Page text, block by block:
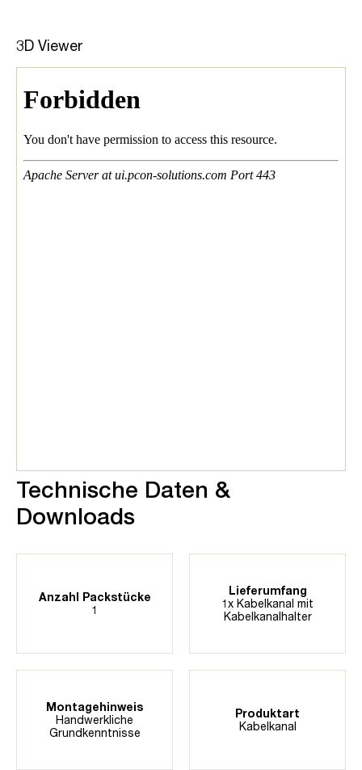
3D Viewer
Technische Daten &
Downloads
Anzahl Packstücke
1
Lieferumfang
1x Kabelkanal mit
Kabelkanalhalter
Montagehinweis
Handwerkliche
Grundkenntnisse
Produktart
Kabelkanal